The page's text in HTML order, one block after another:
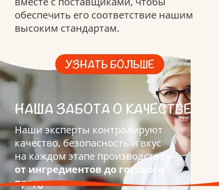
обеспечить его соответствие нашим
высоким стандартам.
УЗНАТЬ БОЛЬШЕ
НАША ЗАБОТА О КАЧЕСТВЕ
Наши эксперты контролируют
качество, безопасность и вкус
на каждом этапе производства —
от ингредиентов до готового
продукта.